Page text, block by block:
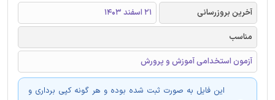
آخرین بروزرسانی
21 اسفند 1403
مناسب
آزمون استخدامی آموزش و پرورش
این فایل به صورت ثبت شده بوده و هر گونه کپی برداری و